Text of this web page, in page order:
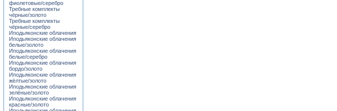
фиолетовые/серебро
Требные комплекты
чёрные/золото
Требные комплекты
чёрные/серебро
Иподьяконские облачения
Иподьяконские облачения
белые/золото
Иподьяконские облачения
белые/серебро
Иподьяконские облачения
бордо/золото
Иподьяконские облачения
жёлтые/золото
Иподьяконские облачения
зелёные/золото
Иподьяконские облачения
красные/золото